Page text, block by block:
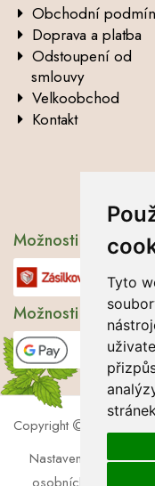
Tyto
Obchodní
Doprava a platba
Odstoupení od
smlouvy
Velkoobchod
Kontakt
Možnosti dopravy
Možnosti platby
Copyright
2026
Nastavení cookies|